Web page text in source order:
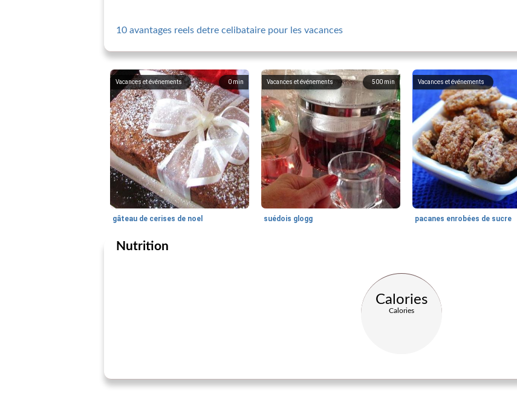
10 avantages reels detre celibataire pour les vacances
0 min
Vacances et événements
gâteau de cerises de noel
500 min
Vacances et événements
suédois glogg
Vacances et événements
pacanes enrobées de sucre
Nutrition
Calories
Calories